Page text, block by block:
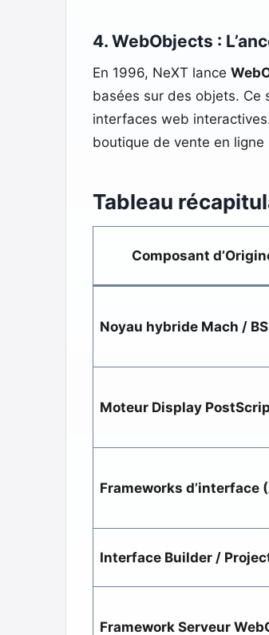
4. WebObjects :
En 1996, NeXT lance
basées sur des objets. Ce
interfaces web
boutique de vente en ligne
Tableau
Composant
Noyau hybride Mach /
Moteur Display
Frameworks d’interface
Interface Builder /
Framework Serveur